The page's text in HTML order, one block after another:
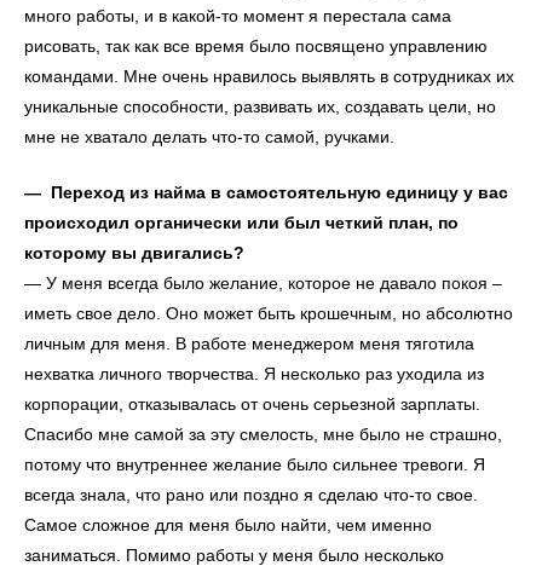
много работы, и в какой-то момент я перестала сама
рисовать, так как все время было посвящено управлению
командами. Мне очень нравилось выявлять в сотрудниках их
уникальные способности, развивать их, создавать цели, но
мне не хватало делать что-то самой, ручками.
— Переход из найма в самостоятельную единицу у вас
происходил органически или был четкий план, по
которому вы двигались?
— У меня всегда было желание, которое не давало покоя –
иметь свое дело. Оно может быть крошечным, но абсолютно
личным для меня. В работе менеджером меня тяготила
нехватка личного творчества. Я несколько раз уходила из
корпорации, отказывалась от очень серьезной зарплаты.
Спасибо мне самой за эту смелость, мне было не страшно,
потому что внутреннее желание было сильнее тревоги. Я
всегда знала, что рано или поздно я сделаю что-то свое.
Самое сложное для меня было найти, чем именно
заниматься. Помимо работы у меня было несколько